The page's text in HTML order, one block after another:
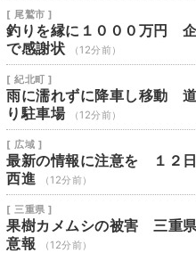
[ 尾鷲市 ]
釣りを縁に１０００万円
で感謝状
（12分前）
[ 紀北町 ]
雨に濡れずに降車し移動
り駐車場
（12分前）
[ 広域 ]
最新の情報に注意を １２
西進
（12分前）
[ 三重県 ]
果樹カメムシの被害 三重
意報
（12分前）